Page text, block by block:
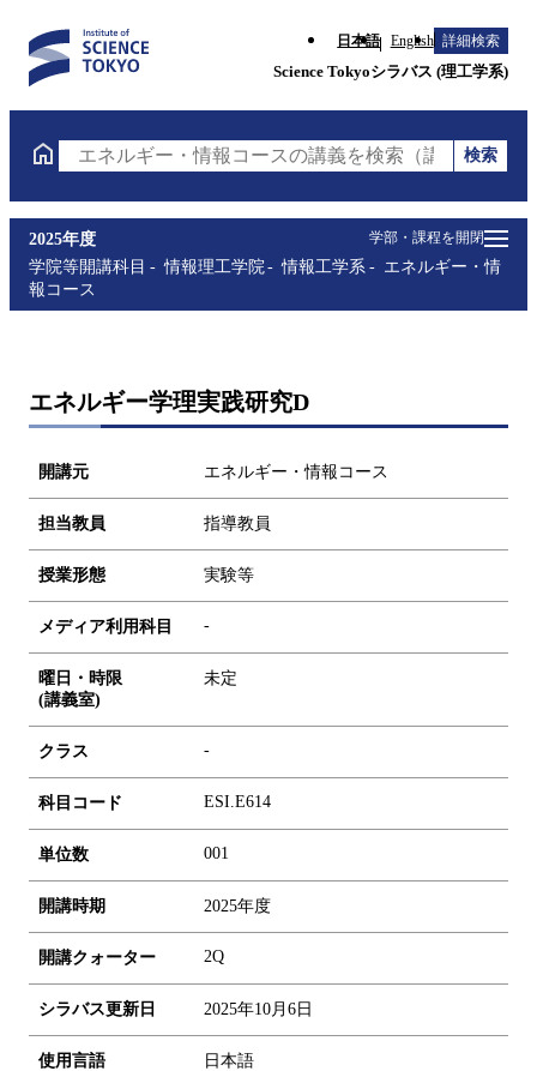
日本語 English 詳細検索
Science Tokyoシラバス (理工学系)
エネルギー・情報コースの講義を検索（講義名・科
検索
学部・課程を開閉
2025年度
学院等開講科目
情報理工学院 情報工学系
エネルギー・情
報コース
エネルギー学理実践研究D
開講元 エネルギー・情報コース
担当教員 指導教員
授業形態 実験等
メディア利用科目 -
曜日・時限
(講義室)
未定
クラス -
科目コード ESI.E614
単位数 001
開講時期 2025年度
開講クォーター 2Q
シラバス更新日 2025年10月6日
使用言語 日本語